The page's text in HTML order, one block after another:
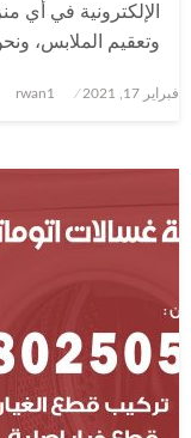
الإلكترونية في أي
وتعقيم الملابس،
نُشر
فبراير 17, 2021 rwan1